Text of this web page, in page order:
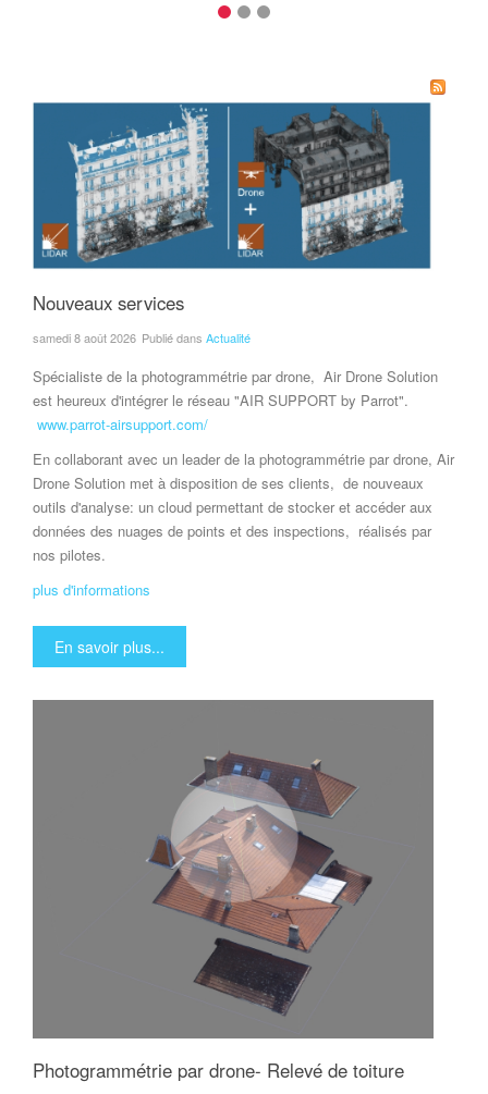
Nouveaux services
samedi 8 août 2026 Publié dans Actualité
Spécialiste de la photogrammétrie par drone, Air Drone Solution
est heureux d'intégrer le réseau "AIR SUPPORT by Parrot".
www.parrot-airsupport.com/
En collaborant avec un leader de la photogrammétrie par drone, Air
Drone Solution met à disposition de ses clients, de nouveaux
outils d'analyse: un cloud permettant de stocker et accéder aux
données des nuages de points et des inspections, réalisés par
nos pilotes.
plus d'informations
En savoir plus...
Photogrammétrie par drone- Relevé de toiture